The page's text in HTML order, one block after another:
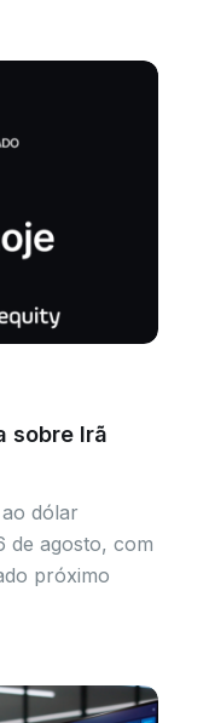
sobre Irã
dólar
de agosto, com
próximo